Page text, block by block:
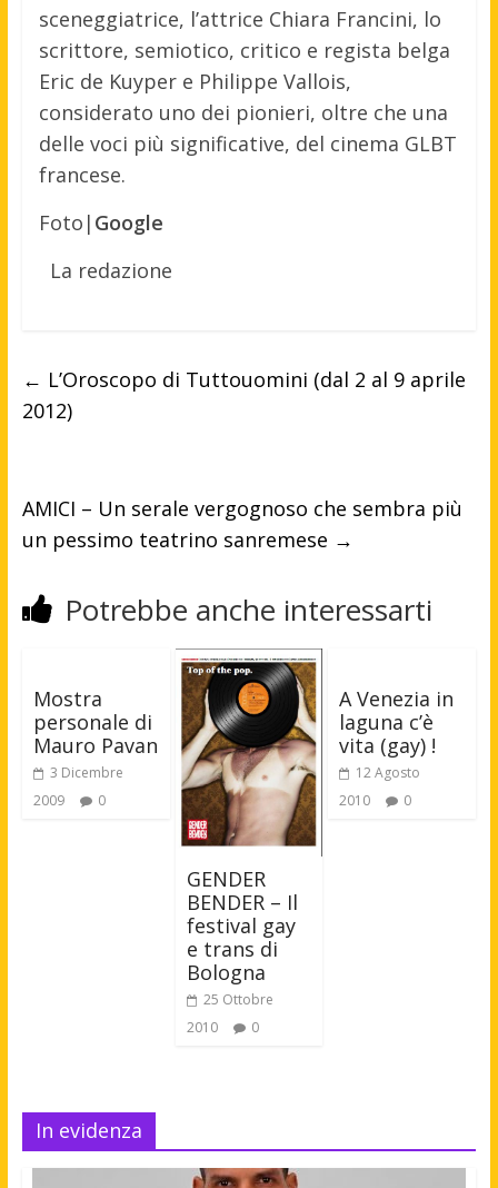
sceneggiatrice, l’attrice Chiara Francini, lo
scrittore, semiotico, critico e regista belga
Eric de Kuyper e Philippe Vallois,
considerato uno dei pionieri, oltre che una
delle voci più significative, del cinema GLBT
francese.
Foto| Google
La redazione
← L’Oroscopo di Tuttouomini (dal 2 al 9 aprile
2012)
AMICI – Un serale vergognoso che sembra più
un pessimo teatrino sanremese →
Potrebbe anche interessarti
Mostra
personale di
Mauro Pavan
3 Dicembre
2009
0
GENDER
BENDER – Il
festival gay
e trans di
Bologna
25 Ottobre
2010
0
A Venezia in
laguna c’è
vita (gay) !
12 Agosto
2010
0
In evidenza